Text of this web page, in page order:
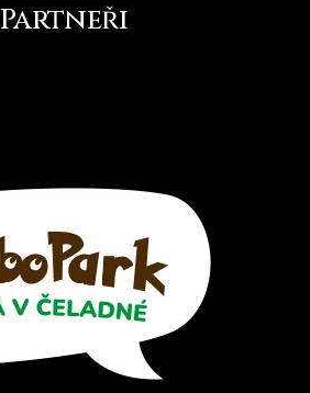
Partneři